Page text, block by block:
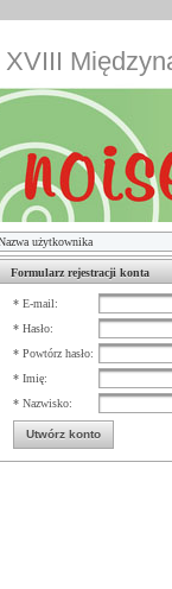
XVIII
Formularz rejestracji konta
* E-mail:
* Hasło:
* Powtórz hasło:
* Imię:
* Nazwisko:
Utwórz konto